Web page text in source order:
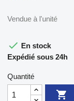
Vendue à l'unité
 En stock
Expédié sous 24h
Quantité
